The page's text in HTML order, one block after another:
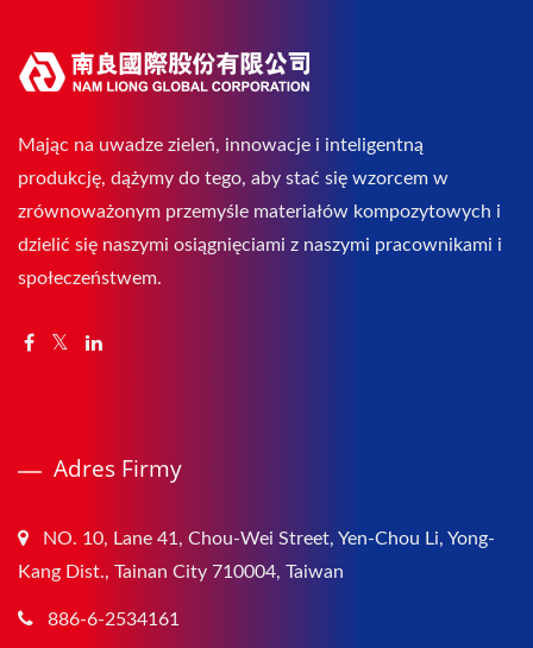
Mając na uwadze zieleń, innowacje i inteligentną
produkcję, dążymy do tego, aby stać się wzorcem w
zrównoważonym przemyśle materiałów kompozytowych i
dzielić się naszymi osiągnięciami z naszymi pracownikami i
społeczeństwem.
Adres Firmy
NO. 10, Lane 41, Chou-Wei Street, Yen-Chou Li, Yong-
Kang Dist., Tainan City 710004, Taiwan
886-6-2534161